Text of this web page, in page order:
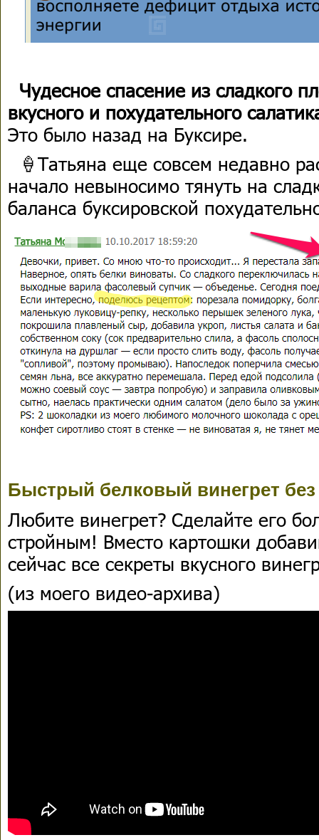
Чудесное спасение из сладкого
вкусного и похудательного
Это было назад на Буксире.
🍦Татьяна еще совсем недавно
начало невыносимо тянуть на
баланса буксировской
Быстрый белковый винегрет
Любите винегрет? Сделайте его
стройным! Вместо картошки
сейчас все секреты вкусного
(из моего видео-архива)